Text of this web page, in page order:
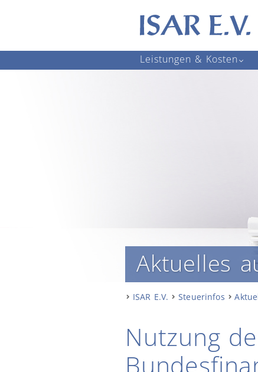
Navigation
Leistungen & Kosten
Aktuelles
ISAR E.V. Steuerinfos
Nutzung